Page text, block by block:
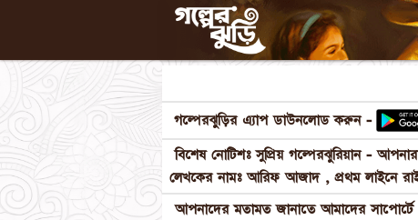
গল্পেরঝুড়ির এ্যাপ ডাউনলোড করুন -
বিশেষ নোটিশঃ সুপ্রিয় গল্পেরঝুরিয়ান -
লেখকের নামঃ আরিফ আজাদ , প্রথম লাইনে
আপনাদের মতামত জানাতে আমাদের